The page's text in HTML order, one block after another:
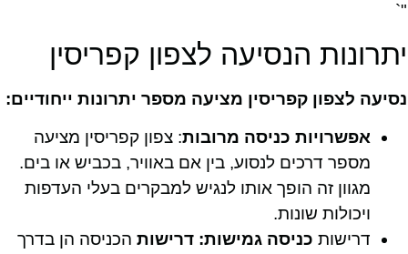
"`
יתרונות הנסיעה לצפון קפריסין
נסיעה לצפון קפריסין מציעה מספר יתרונות ייחודיים:
אפשרויות כניסה מרובות: צפון קפריסין מציעה
מספר דרכים לנסוע, בין אם באוויר, בכביש או בים.
מגוון זה הופך אותו לנגיש למבקרים בעלי העדפות
ויכולות שונות.
דרישות כניסה גמישות: דרישות הכניסה הן בדרך